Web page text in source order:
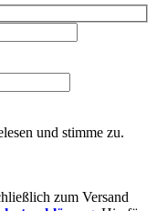
und stimme zu.
zum Versand